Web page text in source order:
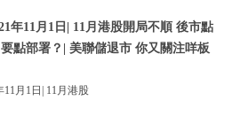
年11月1日| 11月港股開局不順 後市點
點部署？| 美聯儲退市 你又關注咩板
11月1日| 11月港股